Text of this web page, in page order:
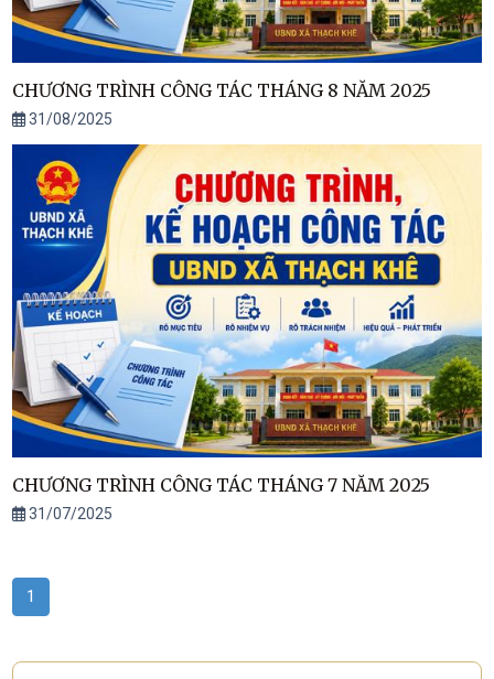
CHƯƠNG TRÌNH CÔNG TÁC THÁNG 8 NĂM 2025
31/08/2025
CHƯƠNG TRÌNH CÔNG TÁC THÁNG 7 NĂM 2025
31/07/2025
1